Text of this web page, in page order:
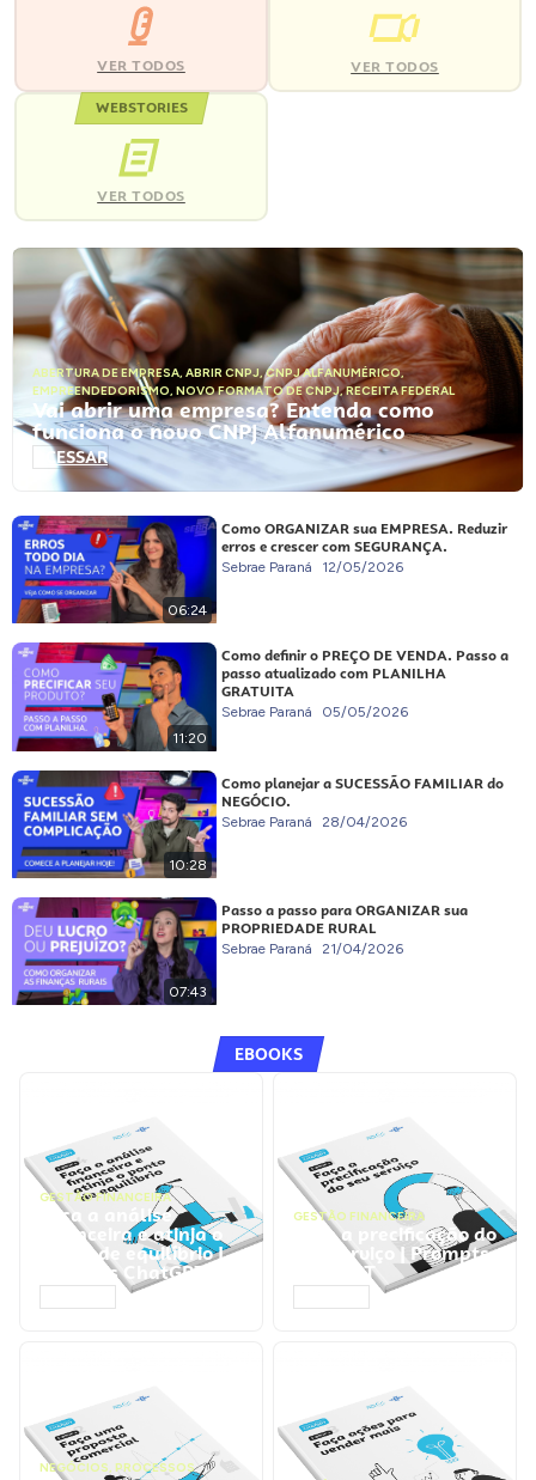
VER TODOS VER TODOS
WEBSTORIES
VER TODOS
ABERTURA DE EMPRESA, ABRIR CNPJ,CNPJ ALFANUMÉRICO,
EMPREENDEDORISMO, NOVO FORMATO DE CNPJ,RECEITA FEDERAL
Vai abrir uma empresa? Entenda como
funciona o novo CNPJ Alfanumérico
ACESSAR
06:24
Como ORGANIZAR sua EMPRESA. Reduzir
erros e crescer com SEGURANÇA.
Sebrae Paraná 12/05/2026
11:20
Como definir o PREÇO DE VENDA. Passo a
passo atualizado com PLANILHA
GRATUITA
Sebrae Paraná 05/05/2026
10:28
Como planejar a SUCESSÃO FAMILIAR do
NEGÓCIO.
Sebrae Paraná 28/04/2026
07:43
Passo a passo para ORGANIZAR sua
PROPRIEDADE RURAL
Sebrae Paraná 21/04/2026
EBOOKS
GESTÃO FINANCEIRA
Faça a análise
financeira e atinja o
ponto de equilíbrio |
Prompts ChatGPT
GESTÃO FINANCEIRA
Faça a precificação do
seu serviço | Prompts
ChatGPT
NEGÓCIOS, PROCESSOS